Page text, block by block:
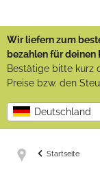
Wir liefern zum
bezahlen für deinen
Bestätige bitte kurz
Preise bzw. den
Deutschland
Startseite